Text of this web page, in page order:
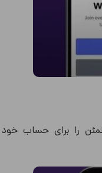
را برای حساب خود